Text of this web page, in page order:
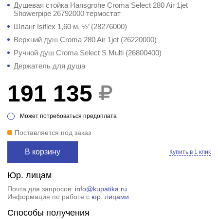
Душевая стойка Hansgrohe Croma Select 280 Air 1jet
Showerpipe 26792000 термостат
Шланг Isiflex 1,60 м, ½’ (28276000)
Верхний душ Croma 280 Air 1jet (26220000)
Ручной душ Croma Select S Multi (26800400)
Держатель для душа
191 135
Может потребоваться предоплата
Поставляется под заказ
В корзину Купить в 1 клик
Юр. лицам
Почта для запросов: info@kupatika.ru
Информация по работе с юр. лицами
Способы получения